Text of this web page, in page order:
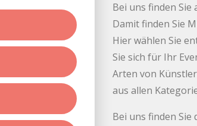
Bei uns finden Sie
Damit finden Sie
Hier wählen Sie
Sie sich für Ihr
Arten von
aus allen
Bei uns finden